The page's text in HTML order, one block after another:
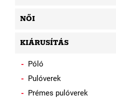
NŐI
KIÁRUSÍTÁS
Póló
Pulóverek
Prémes pulóverek